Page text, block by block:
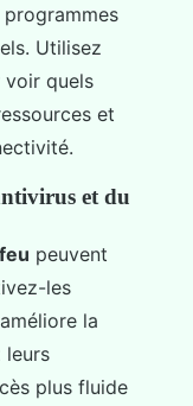
Utilisez
quels
et
et du
peuvent
les
la
leurs
plus fluide